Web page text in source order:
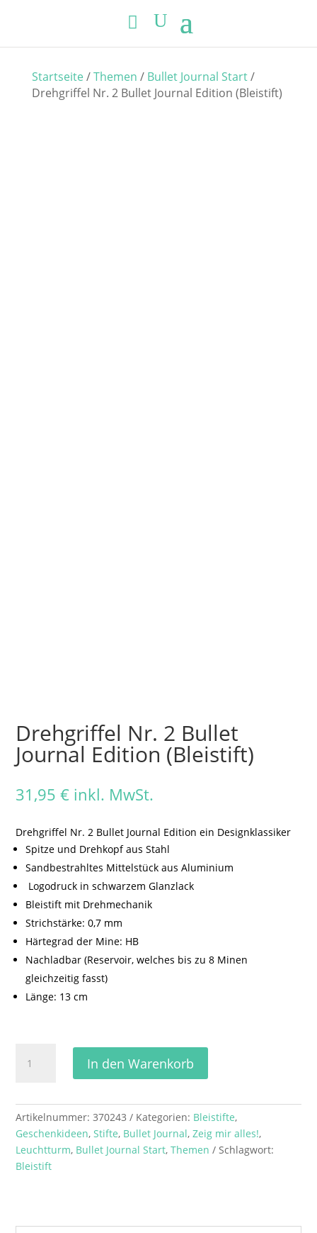
Startseite/Themen / Bullet Journal Start/
Drehgriffel Nr. 2 Bullet Journal Edition (Bleistift)
Drehgriffel Nr. 2 Bullet
Journal Edition (Bleistift)
31,95€ inkl. MwSt.
Drehgriffel Nr. 2 Bullet Journal Edition ein Designklassiker
Spitze und Drehkopf aus Stahl
Sandbestrahltes Mittelstück aus Aluminium
Logodruck in schwarzem Glanzlack
Bleistift mit Drehmechanik
Strichstärke: 0,7 mm
Härtegrad der Mine: HB
Nachladbar (Reservoir, welches bis zu 8 Minen
gleichzeitig fasst)
Länge: 13 cm
Nr.
Journal
Edition
(Bleistift)
Menge
In den Warenkorb
Artikelnummer:370243 Kategorien: Bleistifte,
Geschenkideen,Stifte, Bullet Journal,Zeig mir alles!,
Leuchtturm, Bullet Journal Start,Themen
Schlagwort:
Bleistift